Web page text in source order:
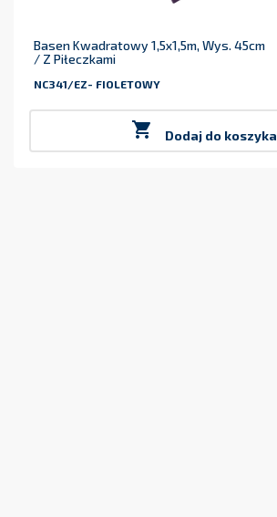
Basen Kwadratowy 1,5x1,5m, Wys. 45cm
/ Z Piłeczkami
NC341/EZ- FIOLETOWY
 Dodaj do koszyka